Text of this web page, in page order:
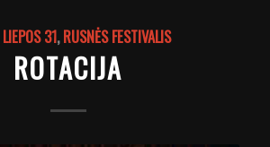
LIEPOS 31,RUSNĖS FESTIVALIS
ROTACIJA